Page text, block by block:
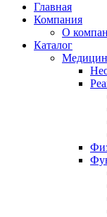
Главная
Компания
О
Каталог